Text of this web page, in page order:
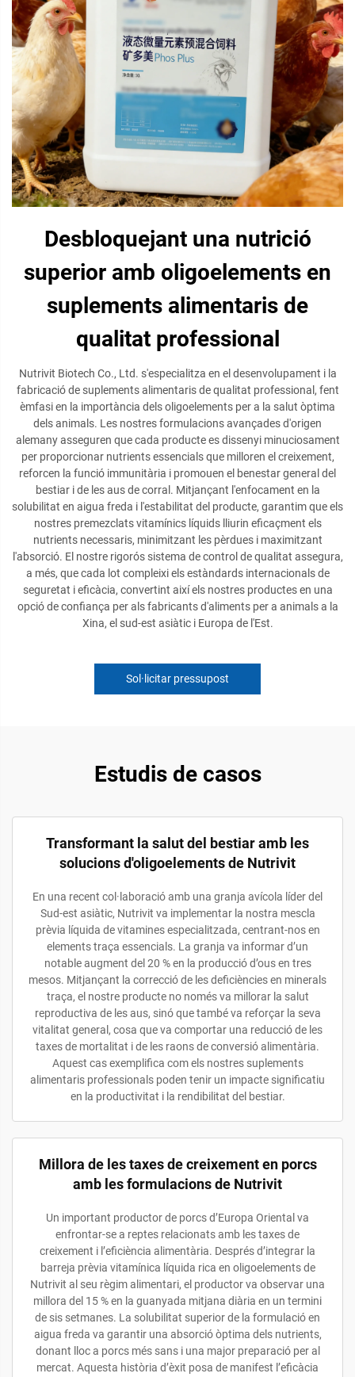
Desbloquejant una nutrició
superior amb oligoelements en
suplements alimentaris de
qualitat professional
Nutrivit Biotech Co., Ltd. s'especialitza en el desenvolupament i la
fabricació de suplements alimentaris de qualitat professional, fent
èmfasi en la importància dels oligoelements per a la salut òptima
dels animals. Les nostres formulacions avançades d'origen
alemany asseguren que cada producte es dissenyi minuciosament
per proporcionar nutrients essencials que milloren el creixement,
reforcen la funció immunitària i promouen el benestar general del
bestiar i de les aus de corral. Mitjançant l'enfocament en la
solubilitat en aigua freda i l'estabilitat del producte, garantim que els
nostres premezclats vitamínics líquids lliurin eficaçment els
nutrients necessaris, minimitzant les pèrdues i maximitzant
l'absorció. El nostre rigorós sistema de control de qualitat assegura,
a més, que cada lot compleixi els estàndards internacionals de
seguretat i eficàcia, convertint així els nostres productes en una
opció de confiança per als fabricants d'aliments per a animals a la
Xina, el sud-est asiàtic i Europa de l'Est.
Sol·licitar pressupost
Estudis de casos
Transformant la salut del bestiar amb les
solucions d'oligoelements de Nutrivit
En una recent col·laboració amb una granja avícola líder del
Sud-est asiàtic, Nutrivit va implementar la nostra mescla
prèvia líquida de vitamines especialitzada, centrant-nos en
elements traça essencials. La granja va informar d’un
notable augment del 20 % en la producció d’ous en tres
mesos. Mitjançant la correcció de les deficiències en minerals
traça, el nostre producte no només va millorar la salut
reproductiva de les aus, sinó que també va reforçar la seva
vitalitat general, cosa que va comportar una reducció de les
taxes de mortalitat i de les raons de conversió alimentària.
Aquest cas exemplifica com els nostres suplements
alimentaris professionals poden tenir un impacte significatiu
en la productivitat i la rendibilitat del bestiar.
Millora de les taxes de creixement en porcs
amb les formulacions de Nutrivit
Un important productor de porcs d’Europa Oriental va
enfrontar-se a reptes relacionats amb les taxes de
creixement i l’eficiència alimentària. Després d’integrar la
barreja prèvia vitamínica líquida rica en oligoelements de
Nutrivit al seu règim alimentari, el productor va observar una
millora del 15 % en la guanyada mitjana diària en un termini
de sis setmanes. La solubilitat superior de la formulació en
aigua freda va garantir una absorció òptima dels nutrients,
donant lloc a porcs més sans i una major preparació per al
mercat. Aquesta història d’èxit posa de manifest l’eficàcia